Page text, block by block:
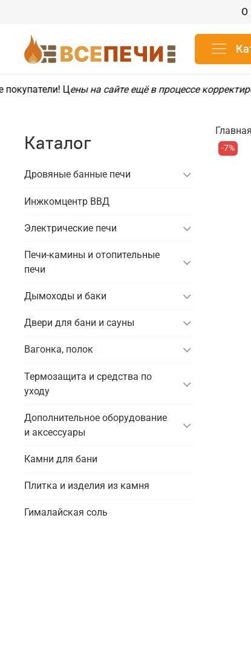
О
Ц ены на сайте ещё в процессе
Главная
-7%
Каталог
Дровяные банные печи
Инжкомцентр ВВД
Электрические печи
Печи-камины и отопительные
печи
Дымоходы и баки
Двери для бани и сауны
Вагонка, полок
Термозащита и средства по
уходу
Дополнительное оборудование
и аксессуары
Камни для бани
Плитка и изделия из камня
Гималайская соль